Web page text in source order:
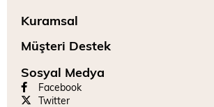
Kuramsal
Müşteri Destek
Sosyal Medya
Facebook
Twitter